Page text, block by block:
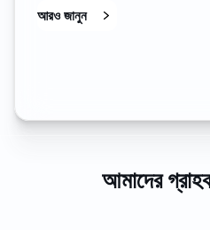
আরও জানুন
আমাদের